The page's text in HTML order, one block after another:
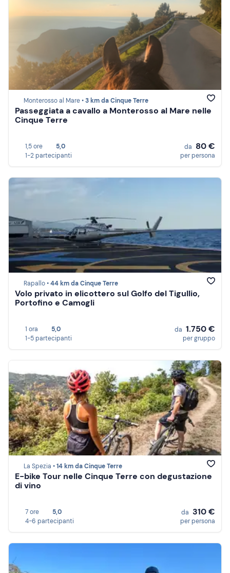
Monterosso al Mare •3 km da Cinque Terre
Passeggiata a cavallo a Monterosso al Mare nelle
Cinque Terre
1,5 ore
5,0
1-2 partecipanti
da 80 €
per persona
Rapallo •44 km da Cinque Terre
Volo privato in elicottero sul Golfo del Tigullio,
Portofino e Camogli
1 ora
5,0
1-5 partecipanti
da 1.750 €
per gruppo
La Spezia •14 km da Cinque Terre
E-bike Tour nelle Cinque Terre con degustazione
di vino
7 ore
5,0
4-6 partecipanti
da 310 €
per persona